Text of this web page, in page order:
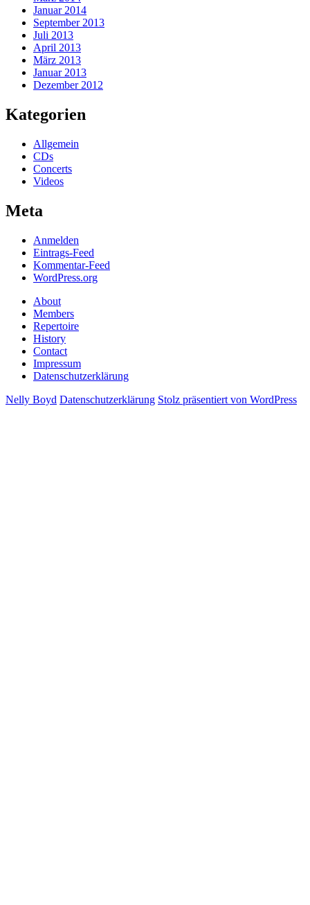
Januar 2014
September 2013
Juli 2013
April 2013
März 2013
Januar 2013
Dezember 2012
Kategorien
Allgemein
CDs
Concerts
Videos
Meta
Anmelden
Eintrags-Feed
Kommentar-Feed
WordPress.org
About
Members
Repertoire
History
Contact
Impressum
Datenschutzerklärung
Nelly Boyd Datenschutzerklärung Stolz präsentiert von WordPress